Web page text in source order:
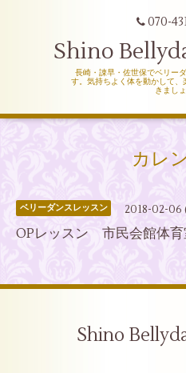
070-
Shino
長崎・諌早・佐世保でベリー
す。気持ちよく体を動かして
きましょ
カレ
ベリーダンスレッスン 2018-02-06
OPレッスン 市民会館体育
Shino